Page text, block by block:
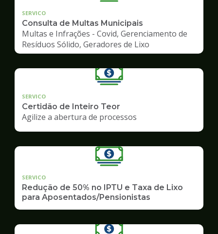
SERVICO
Consulta de Multas Municipais
Multas e Infrações - Covid, Gerenciamento de
Resíduos Sólido, Geradores de Lixo
SERVICO
Certidão de Inteiro Teor
Agilize a abertura de processos
SERVICO
Redução de 50% no IPTU e Taxa de Lixo
para Aposentados/Pensionistas